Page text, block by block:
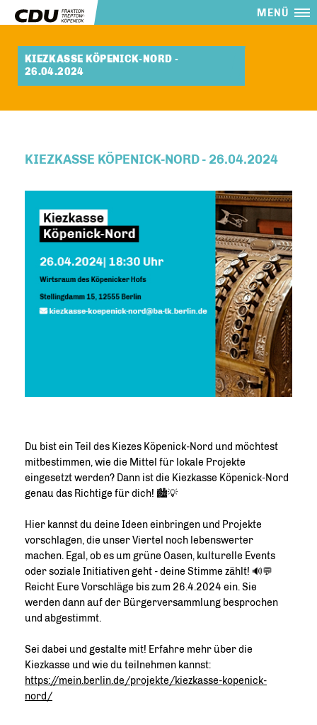
MENÜ
KIEZKASSE KÖPENICK-NORD -
26.04.2024
KIEZKASSE KÖPENICK-NORD - 26.04.2024
Du bist ein Teil des Kiezes Köpenick-Nord und möchtest
mitbestimmen, wie die Mittel für lokale Projekte
eingesetzt werden? Dann ist die Kiezkasse Köpenick-Nord
genau das Richtige für dich! 🏙️💡
Hier kannst du deine Ideen einbringen und Projekte
vorschlagen, die unser Viertel noch lebenswerter
machen. Egal, ob es um grüne Oasen, kulturelle Events
oder soziale Initiativen geht - deine Stimme zählt! 🔊💬
Reicht Eure Vorschläge bis zum 26.4.2024 ein. Sie
werden dann auf der Bürgerversammlung besprochen
und abgestimmt.
Sei dabei und gestalte mit! Erfahre mehr über die
Kiezkasse und wie du teilnehmen kannst:
https://mein.berlin.de/projekte/kiezkasse-kopenick-
nord/